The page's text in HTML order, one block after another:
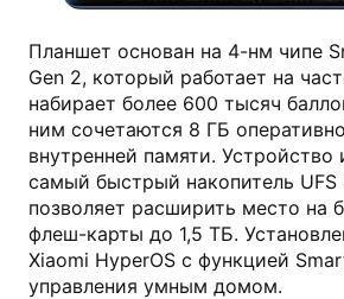
Планшет основан на 4-нм чипе
Gen 2, который работает на
набирает более 600 тысяч
ним сочетаются 8 ГБ
внутренней памяти. Устройство
самый быстрый накопитель UFS
позволяет расширить место на
флеш-карты до 1,5 ТБ.
Xiaomi HyperOS с функцией
управления умным домом.